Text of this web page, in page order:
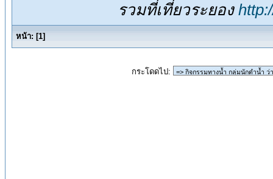
รวมที่เที่ยวระยอง
หน้า: [1]
กระโดดไป: